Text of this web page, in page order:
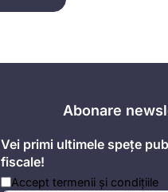
Abonare
Vei primi ultimele spețe
fiscale!
Accept termenii și condițiile